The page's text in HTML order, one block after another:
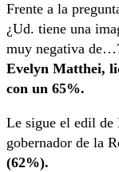
Frente a la
¿Ud. tiene una
muy negativa
Evelyn Matthei,
con un 65%.
Le sigue el edil de
gobernador de la
(62%).